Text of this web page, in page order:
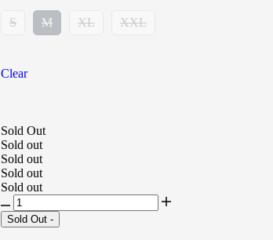
S M XL XXL
Clear
Sold Out
Sold out
Sold out
Sold out
Sold out
Sold Out -